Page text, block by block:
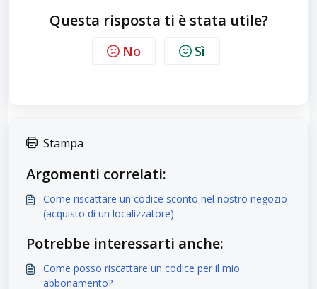
Questa risposta ti è stata utile?
No Sì
Stampa
Argomenti correlati:
Come riscattare un codice sconto nel nostro negozio
(acquisto di un localizzatore)
Potrebbe interessarti anche:
Come posso riscattare un codice per il mio
abbonamento?